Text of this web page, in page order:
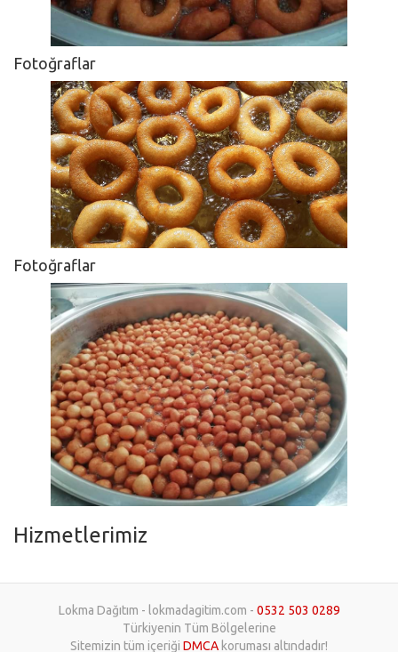
Fotoğraflar
Fotoğraflar
Hizmetlerimiz
Lokma Dağıtım - lokmadagitim.com - 0532 503 0289
Türkiyenin Tüm Bölgelerine
Sitemizin tüm içeriği DMCA koruması altındadır!